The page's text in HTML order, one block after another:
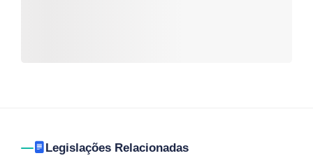
Legislações Relacionadas